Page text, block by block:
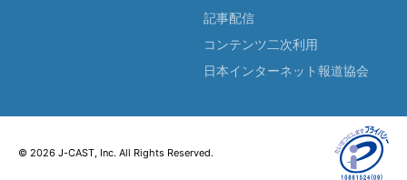
記事配信
コンテンツ二次利用
日本インターネット報道協会
© 2026 J-CAST, Inc. All Rights Reserved.